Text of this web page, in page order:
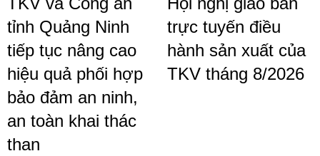
tỉnh Quảng Ninh
tiếp tục nâng cao
hiệu quả phối hợp
bảo đảm an ninh,
an toàn khai thác
than
trực tuyến điều
hành sản xuất của
TKV tháng 8/2026